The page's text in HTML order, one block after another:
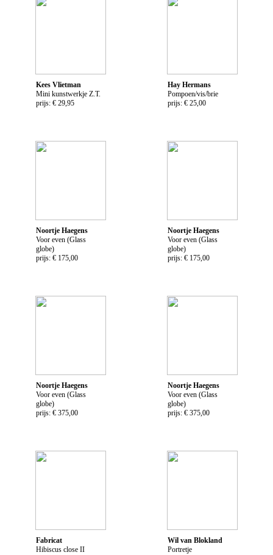
Kees Vlietman
Mini kunstwerkje Z.T.
prijs: € 29,95
Hay Hermans
Pompoen/vis/brie
prijs: € 25,00
Noortje Haegens
Voor even (Glass
globe)
prijs: € 175,00
Noortje Haegens
Voor even (Glass
globe)
prijs: € 175,00
Noortje Haegens
Voor even (Glass
globe)
prijs: € 375,00
Noortje Haegens
Voor even (Glass
globe)
prijs: € 375,00
Fabricat
Hibiscus close II
Wil van Blokland
Portretje